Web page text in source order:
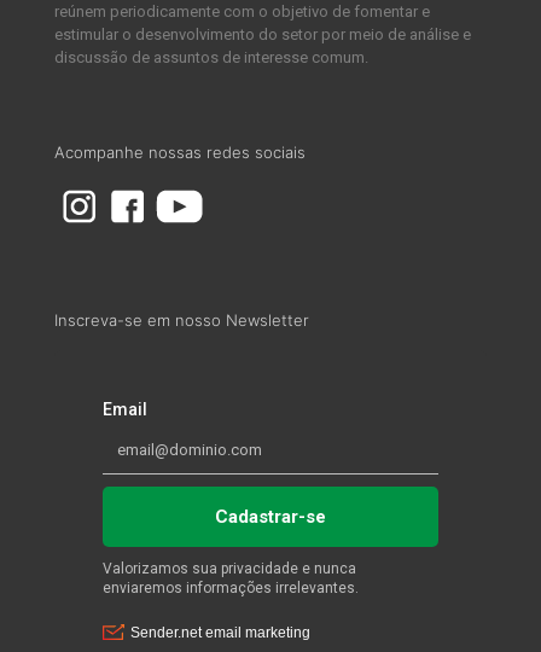
reúnem periodicamente com o objetivo de fomentar e
estimular o desenvolvimento do setor por meio de análise e
discussão de assuntos de interesse comum.
Acompanhe nossas redes sociais
Inscreva-se em nosso Newsletter